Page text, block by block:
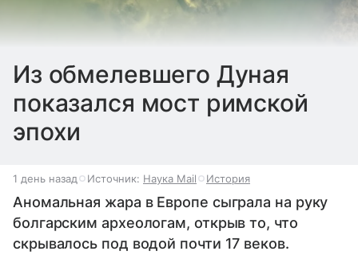
Из обмелевшего Дуная
показался мост римской
эпохи
1 день назад Источник: Наука Mail История
Аномальная жара в Европе сыграла на руку
болгарским археологам, открыв то, что
скрывалось под водой почти 17 веков.